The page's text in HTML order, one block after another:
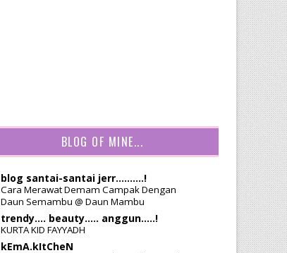
BLOG OF MINE...
blog santai-santai jerr..........!
Cara Merawat Demam Campak Dengan
Daun Semambu @ Daun Mambu
trendy.... beauty..... anggun.....!
KURTA KID FAYYADH
kEmA.kItCheN